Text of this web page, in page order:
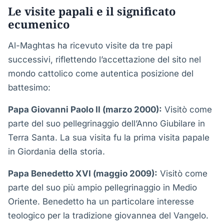
Le visite papali e il significato
ecumenico
Al-Maghtas ha ricevuto visite da tre papi
successivi, riflettendo l’accettazione del sito nel
mondo cattolico come autentica posizione del
battesimo:
Papa Giovanni Paolo II (marzo 2000): Visitò come
parte del suo pellegrinaggio dell’Anno Giubilare in
Terra Santa. La sua visita fu la prima visita papale
in Giordania della storia.
Papa Benedetto XVI (maggio 2009): Visitò come
parte del suo più ampio pellegrinaggio in Medio
Oriente. Benedetto ha un particolare interesse
teologico per la tradizione giovannea del Vangelo.